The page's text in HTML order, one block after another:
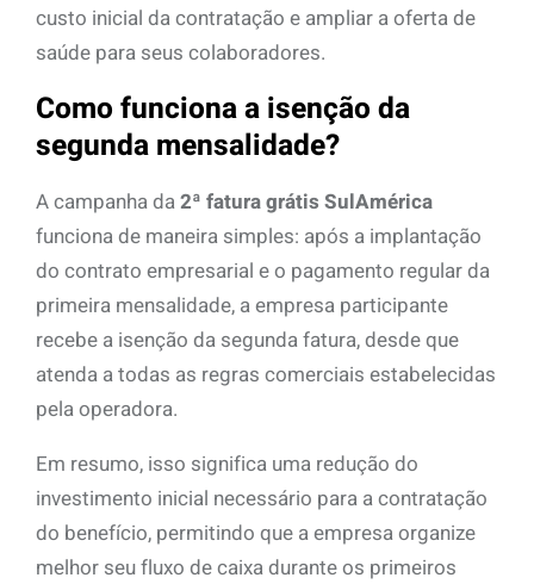
custo inicial da contratação e ampliar a oferta de
saúde para seus colaboradores.
Como funciona a isenção da
segunda mensalidade?
A campanha da2ª fatura grátis SulAmérica
funciona de maneira simples: após a implantação
do contrato empresarial e o pagamento regular da
primeira mensalidade, a empresa participante
recebe a isenção da segunda fatura, desde que
atenda a todas as regras comerciais estabelecidas
pela operadora.
Em resumo, isso significa uma redução do
investimento inicial necessário para a contratação
do benefício, permitindo que a empresa organize
melhor seu fluxo de caixa durante os primeiros